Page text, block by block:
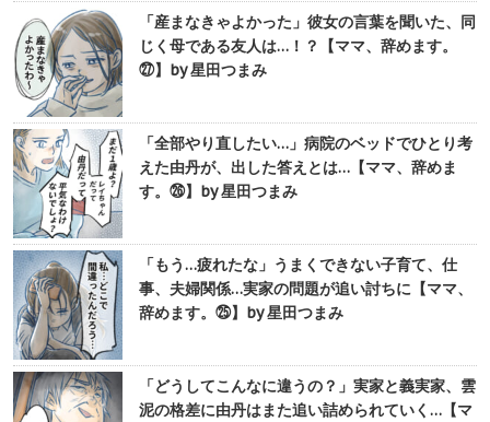
「産まなきゃよかった」彼女の言葉を聞いた、同
じく母である友人は…！？【ママ、辞めます。
㉗】by 星田つまみ
「全部やり直したい…」病院のベッドでひとり考
えた由丹が、出した答えとは…【ママ、辞めま
す。㉖】by 星田つまみ
「もう…疲れたな」うまくできない子育て、仕
事、夫婦関係…実家の問題が追い討ちに【ママ、
辞めます。㉕】by 星田つまみ
「どうしてこんなに違うの？」実家と義実家、雲
泥の格差に由丹はまた追い詰められていく…【マ